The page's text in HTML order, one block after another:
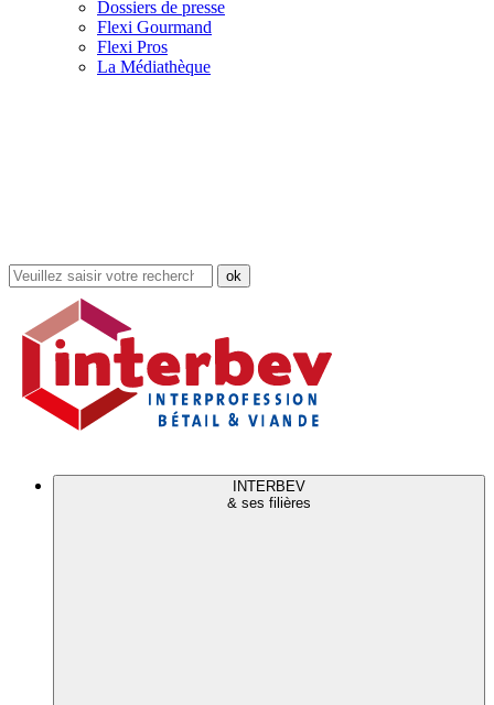
Dossiers de presse
Flexi Gourmand
Flexi Pros
La Médiathèque
Rechercher
dans
site
INTERBEV
& ses filières